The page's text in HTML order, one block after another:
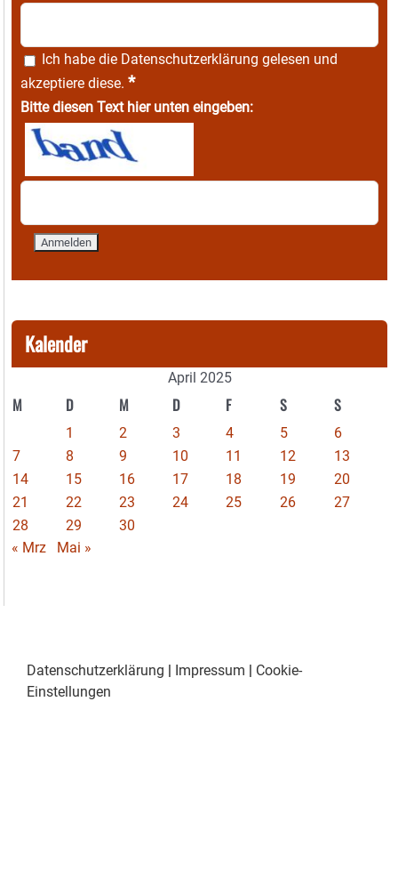
Ich habe die Datenschutzerklärung gelesen und
akzeptiere diese. *
Bitte diesen Text hier unten eingeben:
Kalender
April 2025
M D M D F S S
1 2 3 4 5
6
7
8 9 10 11 12
13
14
15 16 17 18 19
20
21
22 23 24 25 26
27
28
29
30
« Mrz
Mai »
Datenschutzerklärung Impressum
Cookie-
Einstellungen